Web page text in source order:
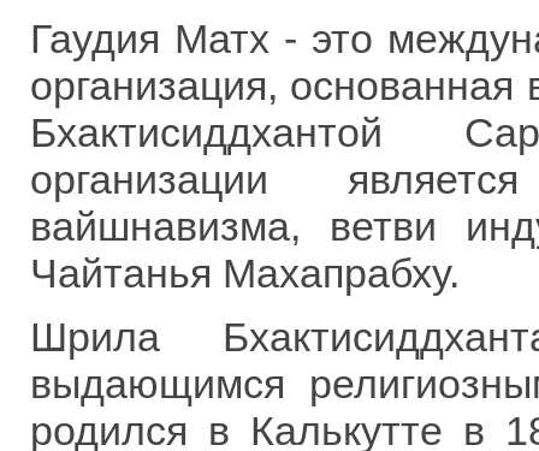
Гаудия Матх - это
организация,
Бхактисиддхантой
организации
вайшнавизма, ветви
Чайтанья Махапрабху.
Шрила
выдающимся
родился в Калькутте в